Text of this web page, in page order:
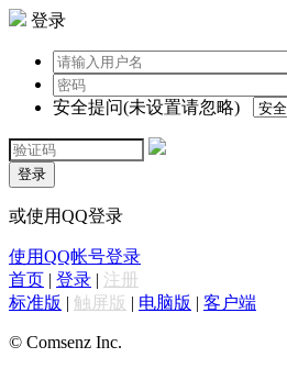
登录
安全提问(未设置请忽略)
登录
或使用QQ登录
使用QQ帐号登录
首页 | 登录 | 注册
标准版 | 触屏版 | 电脑版 | 客户端
© Comsenz Inc.